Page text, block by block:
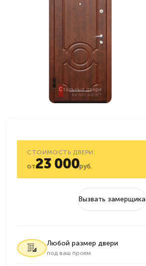
СТОИМОСТЬ ДВЕРИ:
от23 000руб.
Вызвать замерщика
Любой размер двери
под ваш проем